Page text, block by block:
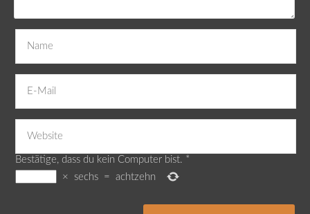
Bestätige, dass du kein Computer bist. *
×
sechs = achtzehn